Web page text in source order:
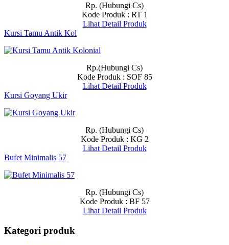
Rp. (Hubungi Cs)
Kode Produk : RT 1
Lihat Detail Produk
Kursi Tamu Antik Kol
Rp.(Hubungi Cs)
Kode Produk : SOF 85
Lihat Detail Produk
Kursi Goyang Ukir
Rp. (Hubungi Cs)
Kode Produk : KG 2
Lihat Detail Produk
Bufet Minimalis 57
Rp. (Hubungi Cs)
Kode Produk : BF 57
Lihat Detail Produk
Kategori produk